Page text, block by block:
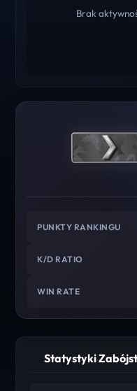
Brak
PUNKTY RANKINGU
K/D RATIO
WIN RATE
Statystyki